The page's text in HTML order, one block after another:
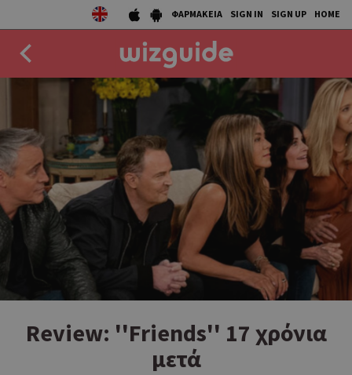
ΦΑΡΜΑΚΕΙΑ SIGN IN SIGN UP HOME
DRINK
50 BEST
AGENDA
COLLECTIONS
Review: ''Friends'' 17 χρόνια
μετά